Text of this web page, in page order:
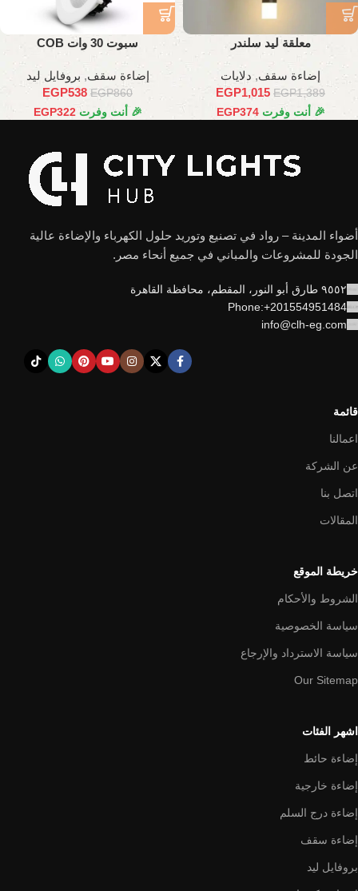
معلقة ليد سلندر
إضاءة سقف,دلايات
EGP1,389
EGP1,015
🎉 أنت وفرت EGP374
سبوت 30 وات COB
إضاءة سقف, بروفايل ليد
EGP860
EGP538
🎉 أنت وفرت EGP322
أضواء المدينة – رواد في تصنيع وتوريد حلول الكهرباء والإضاءة عالية
الجودة للمشروعات والمباني في جميع أنحاء مصر.
٩٥٥٢ طارق أبو النور، المقطم، محافظة القاهرة
Phone:+201554951484
info@clh-eg.com
قائمة
اعمالنا
عن الشركة
اتصل بنا
المقالات
خريطة الموقع
الشروط والأحكام
سياسة الخصوصية
سياسة الاسترداد والإرجاع
Our Sitemap
اشهر الفئات
إضاءة حائط
إضاءة خارجية
إضاءة درج السلم
إضاءة سقف
بروفايل ليد